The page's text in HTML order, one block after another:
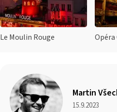
Le Moulin Rouge
Martin
15.9.2023